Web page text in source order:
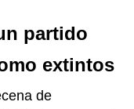
partido
extintos
de